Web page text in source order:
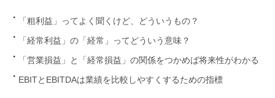
「粗利益」ってよく聞くけど、どういうもの？
「経常利益」の「経常」ってどういう意味？
「営業損益」と「経常損益」の関係をつかめば将来性がわかる
EBITとEBITDAは業績を比較しやすくするための指標